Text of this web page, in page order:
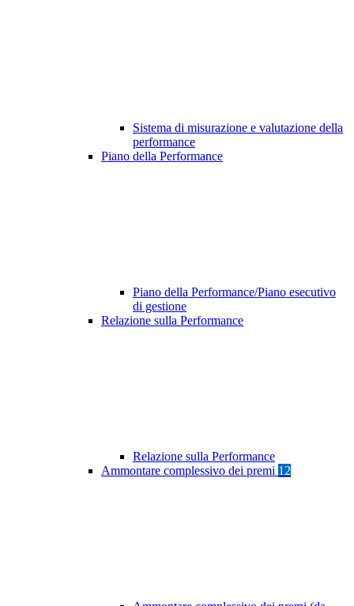
Sistema di misurazione e valutazione della
performance
Piano della Performance
Piano della Performance/Piano esecutivo
di gestione
Relazione sulla Performance
Relazione sulla Performance
Ammontare complessivo dei premi 12